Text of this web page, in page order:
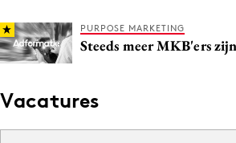
PURPOSE MARKETING
Steeds meer MKB'ers
Vacatures